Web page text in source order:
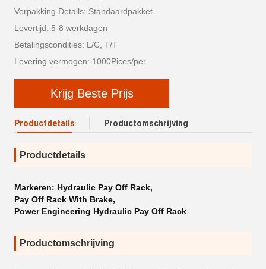
Verpakking Details: Standaardpakket
Levertijd: 5-8 werkdagen
Betalingscondities: L/C, T/T
Levering vermogen: 1000Pices/per
Krijg Beste Prijs
Productdetails Productomschrijving
Productdetails
Markeren: Hydraulic Pay Off Rack,
Pay Off Rack With Brake,
Power Engineering Hydraulic Pay Off Rack
Productomschrijving